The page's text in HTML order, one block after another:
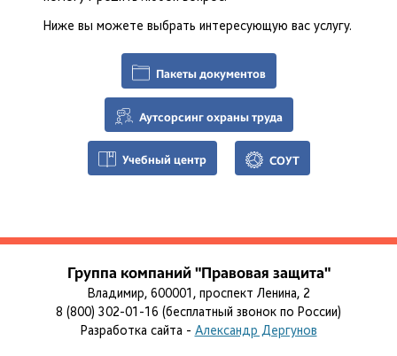
Ниже вы можете выбрать интересующую вас услугу.
Пакеты документов
Аутсорсинг охраны труда
Учебный центр СОУТ
Группа компаний "Правовая защита"
Владимир, 600001, проспект Ленина, 2
8 (800) 302-01-16 (бесплатный звонок по России)
Разработка сайта - Александр Дергунов